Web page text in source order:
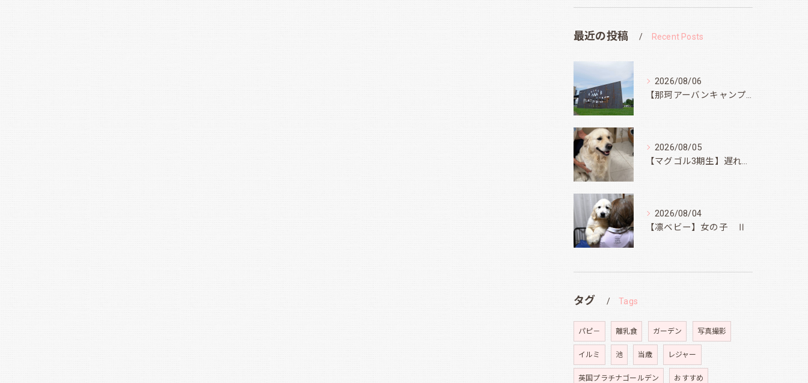
最近の投稿 Recent Posts
2026/08/06
【那珂アーバンキャンプフィールド】
2026/08/05
【マグゴル3期生】遅ればせながら
2026/08/04
【凛ベビー】女の子 Ⅱ
タグ Tags
パピ－ 離乳食 ガーデン 写真撮影
イルミ 池 当歳 レジャー
英国プラチナゴールデン おすすめ